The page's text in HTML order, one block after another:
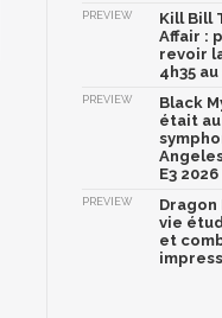
PREVIEW
Kill Bill
Affair :
revoir
4h35
PREVIEW
Black
était
E3
PREVIEW
Dragon
vie
et